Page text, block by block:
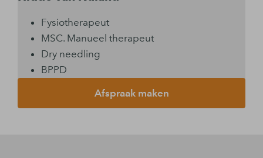
Fysiotherapeut
MSC. Manueel therapeut
Dry needling
BPPD
Afspraak maken